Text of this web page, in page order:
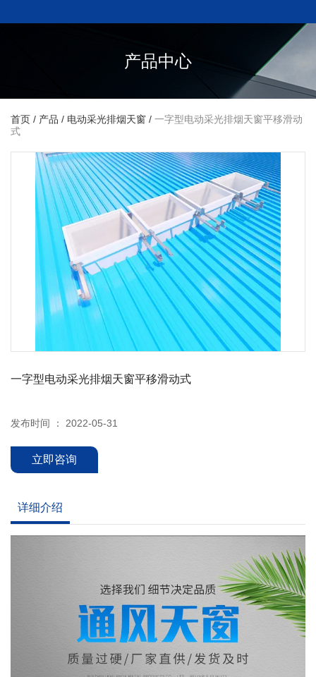
产品中心
首页 / 产品 / 电动采光排烟天窗 / 一字型电动采光排烟天窗平移滑动
式
一字型电动采光排烟天窗平移滑动式
发布时间 ： 2022-05-31
立即咨询
详细介绍